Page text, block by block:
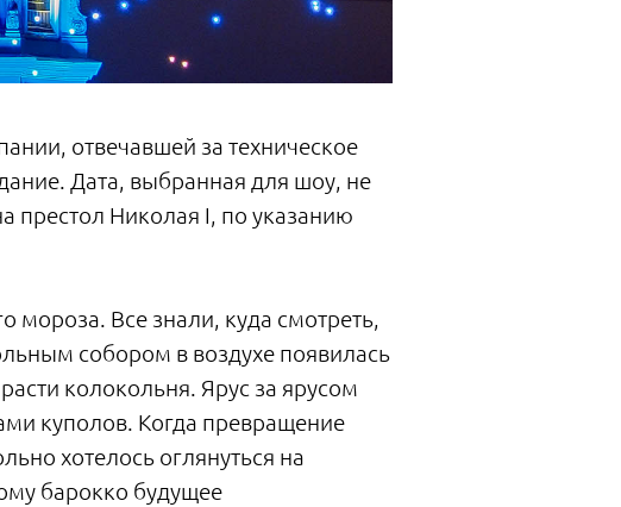
отвечавшей за техническое
Дата, выбранная для шоу, не
престол Николая I, по указанию
мороза. Все знали, куда смотреть,
собором в воздухе появилась
колокольня. Ярус за ярусом
куполов. Когда превращение
хотелось оглянуться на
барокко будущее